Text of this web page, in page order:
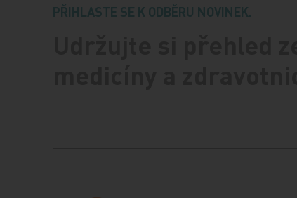
PŘIHLASTE SE K ODBĚRU NOVINEK.